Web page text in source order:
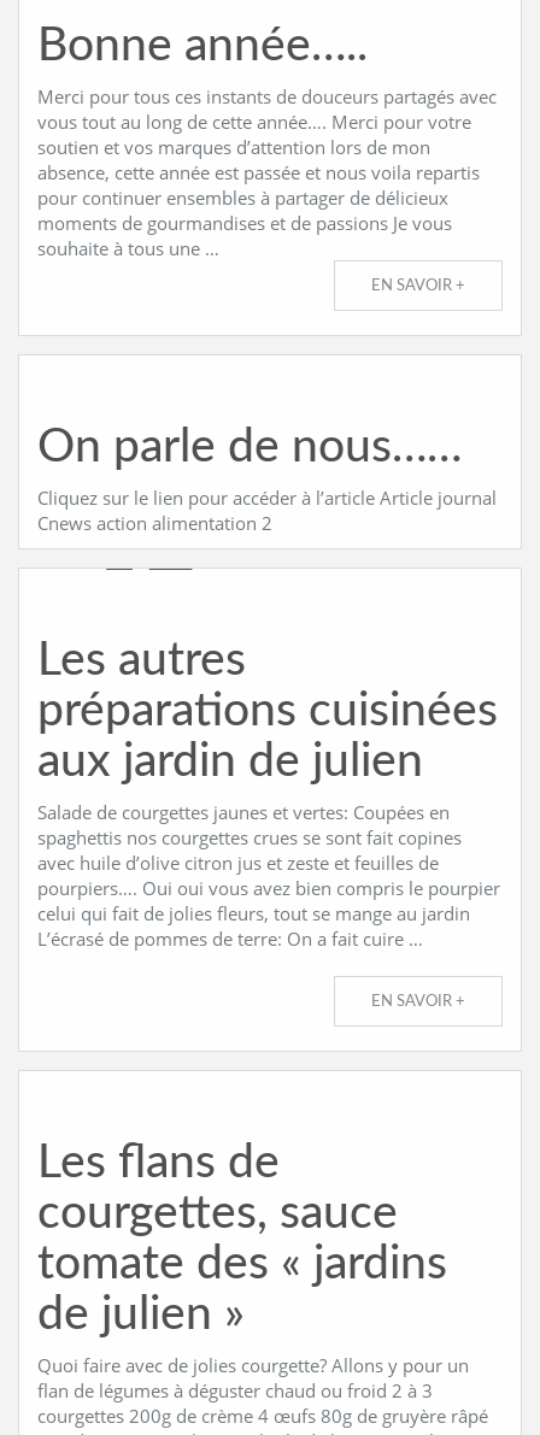
Bonne année…..
Merci pour tous ces instants de douceurs partagés avec
vous tout au long de cette année…. Merci pour votre
soutien et vos marques d’attention lors de mon
absence, cette année est passée et nous voila repartis
pour continuer ensembles à partager de délicieux
moments de gourmandises et de passions Je vous
souhaite à tous une …
EN SAVOIR +
On parle de nous……
Cliquez sur le lien pour accéder à l’article Article journal
Cnews action alimentation 2
Les autres
préparations cuisinées
aux jardin de julien
Salade de courgettes jaunes et vertes: Coupées en
spaghettis nos courgettes crues se sont fait copines
avec huile d’olive citron jus et zeste et feuilles de
pourpiers…. Oui oui vous avez bien compris le pourpier
celui qui fait de jolies fleurs, tout se mange au jardin
L’écrasé de pommes de terre: On a fait cuire …
EN SAVOIR +
Les flans de
courgettes, sauce
tomate des « jardins
de julien »
Quoi faire avec de jolies courgette? Allons y pour un
flan de légumes à déguster chaud ou froid 2 à 3
courgettes 200g de crème 4 œufs 80g de gruyère râpé